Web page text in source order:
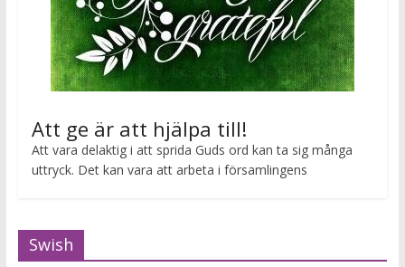
Att ge är att hjälpa till!
Att vara delaktig i att sprida Guds ord kan ta sig många
uttryck. Det kan vara att arbeta i församlingens
Swish